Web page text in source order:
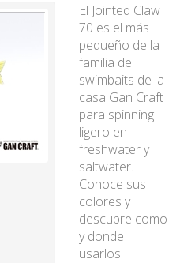
El Jointed Claw
70 es el más
pequeño de la
familia de
swimbaits de la
casa Gan Craft
para spinning
ligero en
freshwater y
saltwater.
Conoce sus
colores y
descubre como
y donde
usarlos.